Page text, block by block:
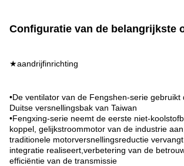
Configuratie van de belangrijkste
★aandrijfinrichting
•De ventilator van de Fengshen-serie gebruikt
Duitse versnellingsbak van Taiwan
•Fengxing-serie neemt de eerste niet-
koppel, gelijkstroommotor van de industrie
traditionele motorversnellingsreductie
integratie realiseert,verbetering van de
efficiëntie van de transmissie